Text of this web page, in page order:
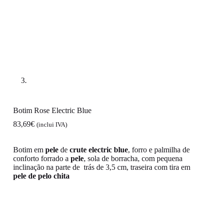
Botim Rose Electric Blue
83,69€ (inclui IVA)
Botim em pelede crute electric blue, forro e palmilha de
conforto forrado a pele, sola de borracha, com pequena
inclinação na parte de trás de 3,5 cm, traseira com tira em
pele de pelo chita